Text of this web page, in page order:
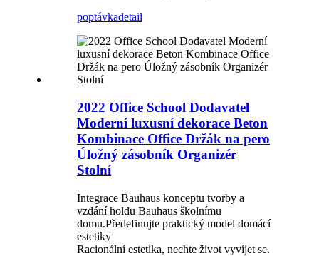
poptávkadetail
2022 Office School Dodavatel
Moderní luxusní dekorace Beton
Kombinace Office Držák na pero
Úložný zásobník Organizér
Stolní
Integrace Bauhaus konceptu tvorby a
vzdání holdu Bauhaus školnímu
domu.Předefinujte praktický model domácí
estetiky
Racionální estetika, nechte život vyvíjet se.